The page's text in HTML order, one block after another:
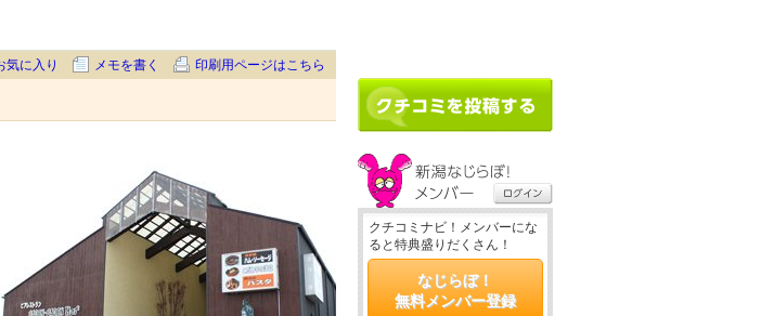
気に入り メモを書く 印刷用ページはこちら
クチコミナビ！メンバーにな
ると特典盛りだくさん！
なじらぼ！
無料メンバー登録